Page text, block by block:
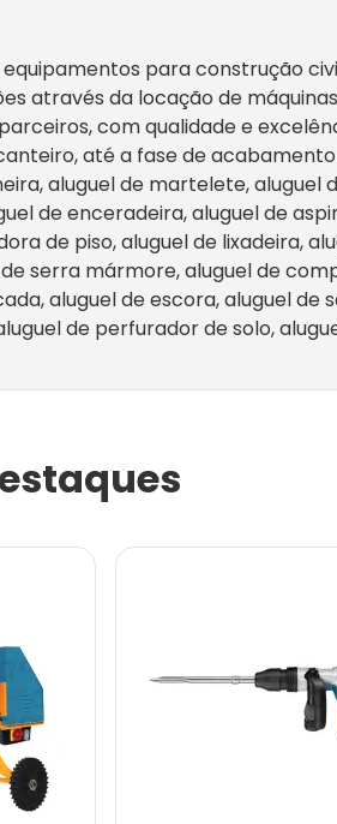
para construção
através da locação de
com qualidade e
até a fase de
aluguel de martelete,
de enceradeira, aluguel de
de piso, aluguel de lixadeira,
serra mármore, aluguel de
aluguel de escora, aluguel de
de perfurador de solo,